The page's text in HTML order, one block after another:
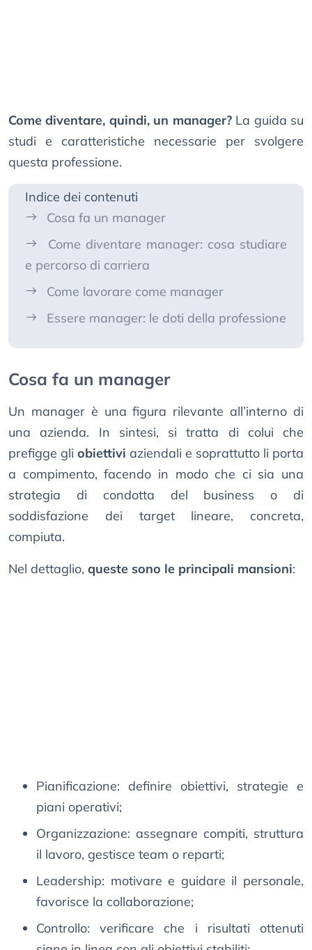
Come diventare, quindi, un manager?La guida su
studi e caratteristiche necessarie per svolgere
questa professione.
Indice dei contenuti
Cosa fa un manager
Come diventare manager: cosa studiare
e percorso di carriera
Come lavorare come manager
Essere manager: le doti della professione
Cosa fa un manager
Un manager è una figura rilevante all’interno di
una azienda. In sintesi, si tratta di colui che
prefigge gli obiettivi aziendali e soprattutto li porta
a compimento, facendo in modo che ci sia una
strategia di condotta del business o di
soddisfazione dei target lineare, concreta,
compiuta.
Nel dettaglio, queste sono le principali mansioni:
Pianificazione: definire obiettivi, strategie e
piani operativi;
Organizzazione: assegnare compiti, struttura
il lavoro, gestisce team o reparti;
Leadership: motivare e guidare il personale,
favorisce la collaborazione;
Controllo: verificare che i risultati ottenuti